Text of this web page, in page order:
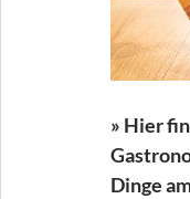
» Hier
Dinge